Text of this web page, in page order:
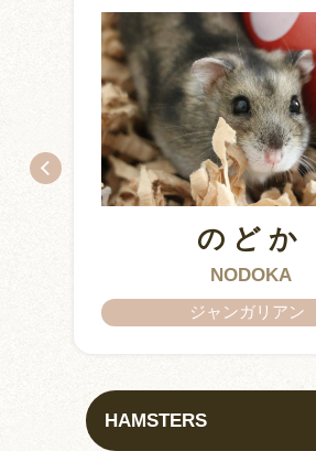
KURIMARU
のどか
NODOKA
ジャンガリアン
CHITOSE
CHATARO
IZUMO & OKUNI
ARARE
KISUKE
HAMSTERS